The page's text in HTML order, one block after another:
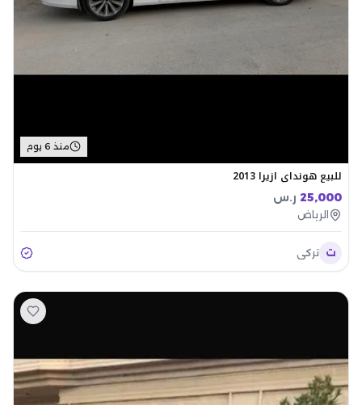
منذ 6 يوم
للبيع هونداي ازيرا 2013
25,000 ر.س
الرياض
ت تركي